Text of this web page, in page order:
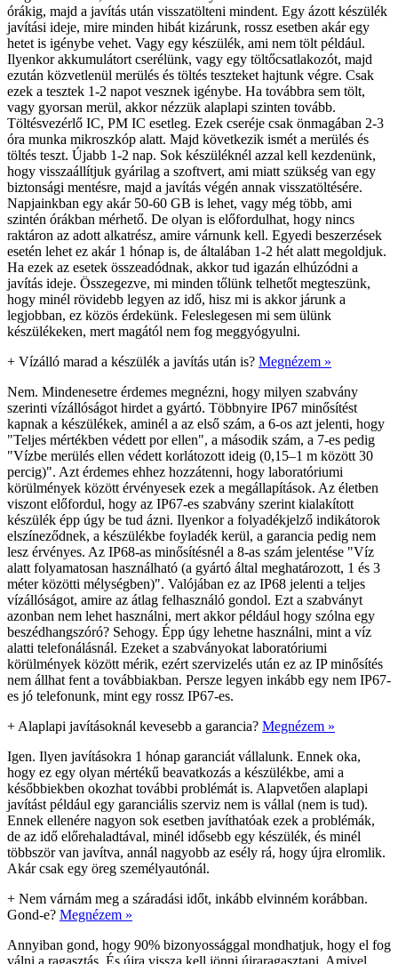
órákig, majd a javítás után visszatölteni mindent. Egy ázott készülék
javítási ideje, mire minden hibát kizárunk, rossz esetben akár egy
hetet is igénybe vehet. Vagy egy készülék, ami nem tölt például.
Ilyenkor akkumulátort cserélünk, vagy egy töltőcsatlakozót, majd
ezután közvetlenül merülés és töltés teszteket hajtunk végre. Csak
ezek a tesztek 1-2 napot vesznek igénybe. Ha továbbra sem tölt,
vagy gyorsan merül, akkor nézzük alaplapi szinten tovább.
Töltésvezérlő IC, PM IC esetleg. Ezek cseréje csak önmagában 2-3
óra munka mikroszkóp alatt. Majd következik ismét a merülés és
töltés teszt. Újabb 1-2 nap. Sok készüléknél azzal kell kezdenünk,
hogy visszaállítjuk gyárilag a szoftvert, ami miatt szükség van egy
biztonsági mentésre, majd a javítás végén annak visszatöltésére.
Napjainkban egy akár 50-60 GB is lehet, vagy még több, ami
szintén órákban mérhető. De olyan is előfordulhat, hogy nincs
raktáron az adott alkatrész, amire várnunk kell. Egyedi beszerzések
esetén lehet ez akár 1 hónap is, de általában 1-2 hét alatt megoldjuk.
Ha ezek az esetek összeadódnak, akkor tud igazán elhúzódni a
javítás ideje. Összegezve, mi minden tőlünk telhetőt megteszünk,
hogy minél rövidebb legyen az idő, hisz mi is akkor járunk a
legjobban, ez közös érdekünk. Feleslegesen mi sem ülünk
készülékeken, mert magától nem fog meggyógyulni.
+ Vízálló marad a készülék a javítás után is? Megnézem »
Nem. Mindenesetre érdemes megnézni, hogy milyen szabvány
szerinti vízállóságot hirdet a gyártó. Többnyire IP67 minősítést
kapnak a készülékek, aminél a az első szám, a 6-os azt jelenti, hogy
"Teljes mértékben védett por ellen", a második szám, a 7-es pedig
"Vízbe merülés ellen védett korlátozott ideig (0,15–1 m között 30
percig)". Azt érdemes ehhez hozzátenni, hogy laboratóriumi
körülmények között érvényesek ezek a megállapítások. Az életben
viszont előfordul, hogy az IP67-es szabvány szerint kialakított
készülék épp úgy be tud ázni. Ilyenkor a folyadékjelző indikátorok
elszíneződnek, a készülékbe foyladék kerül, a garancia pedig nem
lesz érvényes. Az IP68-as minősítésnél a 8-as szám jelentése "Víz
alatt folyamatosan használható (a gyártó által meghatározott, 1 és 3
méter közötti mélységben)". Valójában ez az IP68 jelenti a teljes
vízállóságot, amire az átlag felhasználó gondol. Ezt a szabványt
azonban nem lehet használni, mert akkor például hogy szólna egy
beszédhangszóró? Sehogy. Épp úgy lehetne használni, mint a víz
alatti telefonálásnál. Ezeket a szabványokat laboratóriumi
körülmények között mérik, ezért szervizelés után ez az IP minősítés
nem állhat fent a továbbiakban. Persze legyen inkább egy nem IP67-
es jó telefonunk, mint egy rossz IP67-es.
+ Alaplapi javításoknál kevesebb a garancia? Megnézem »
Igen. Ilyen javításokra 1 hónap garanciát vállalunk. Ennek oka,
hogy ez egy olyan mértékű beavatkozás a készülékbe, ami a
későbbiekben okozhat további problémát is. Alapvetően alaplapi
javítást például egy garanciális szerviz nem is vállal (nem is tud).
Ennek ellenére nagyon sok esetben javíthatóak ezek a problémák,
de az idő előrehaladtával, minél idősebb egy készülék, és minél
többször van javítva, annál nagyobb az esély rá, hogy újra elromlik.
Akár csak egy öreg személyautónál.
+ Nem várnám meg a száradási időt, inkább elvinném korábban.
Gond-e? Megnézem »
Annyiban gond, hogy 90% bizonyossággal mondhatjuk, hogy el fog
válni a ragasztás. És újra vissza kell jönni újraragasztani. Amivel